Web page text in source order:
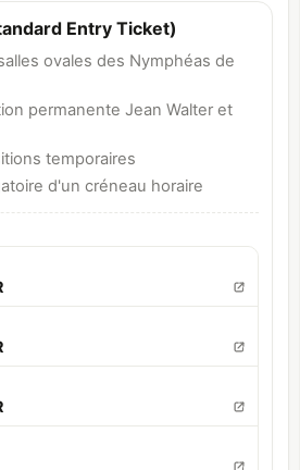
Entry Ticket)
ovales des Nymphéas de
permanente Jean Walter et
temporaires
d'un créneau horaire